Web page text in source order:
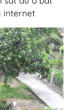
internet